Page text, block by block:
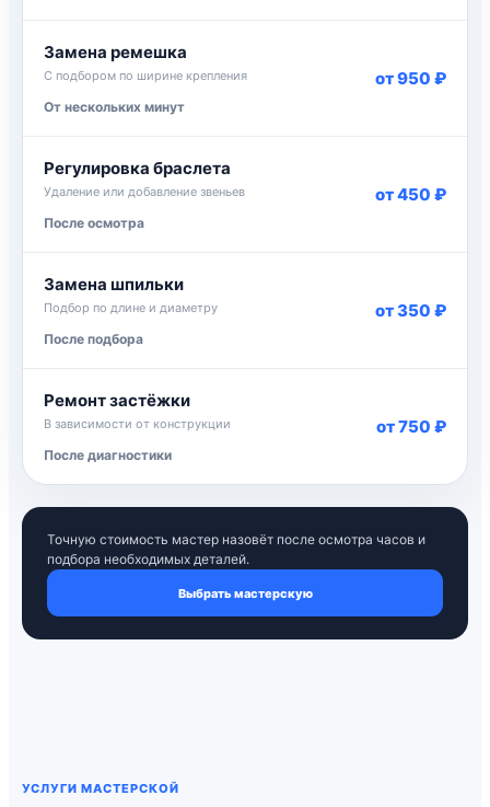
Замена ремешка
С подбором по ширине крепления
От нескольких минут
от 950 ₽
Регулировка браслета
Удаление или добавление звеньев
После осмотра
от 450 ₽
Замена шпильки
Подбор по длине и диаметру
После подбора
от 350 ₽
Ремонт застёжки
В зависимости от конструкции
После диагностики
от 750 ₽
Точную стоимость мастер назовёт после осмотра часов и
подбора необходимых деталей.
Выбрать мастерскую
УСЛУГИ МАСТЕРСКОЙ